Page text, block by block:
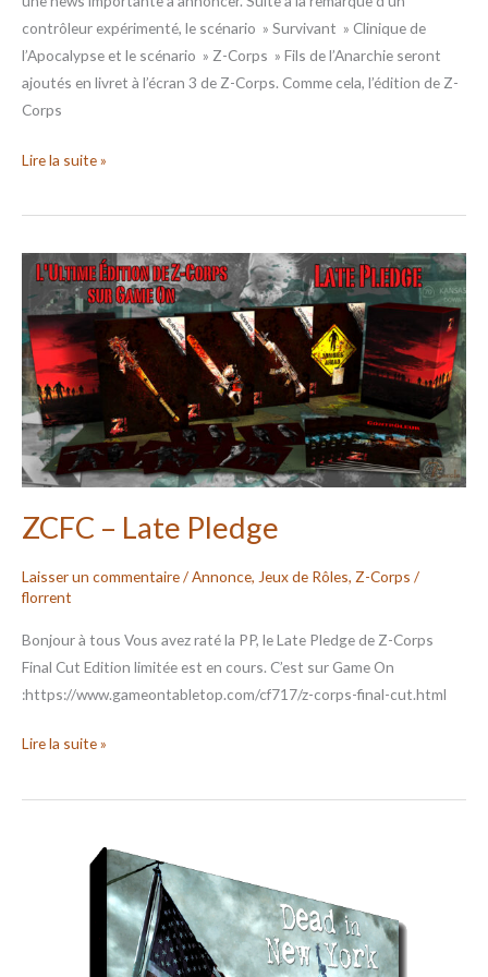
contrôleur expérimenté, le scénario » Survivant » Clinique de
l’Apocalypse et le scénario » Z-Corps » Fils de l’Anarchie seront
ajoutés en livret à l’écran 3 de Z-Corps. Comme cela, l’édition de Z-
Corps
Lire la suite »
ZCFC – Late Pledge
Laisser un commentaire/Annonce, Jeux de Rôles, Z-Corps /
florrent
Bonjour à tous Vous avez raté la PP, le Late Pledge de Z-Corps
Final Cut Edition limitée est en cours. C’est sur Game On
:https://www.gameontabletop.com/cf717/z-corps-final-cut.html
ZCFC
–
Late
Pledge
Lire la suite »